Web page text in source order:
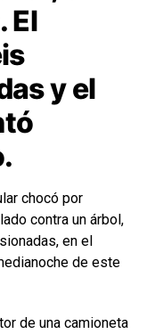
El
y el
chocó por
contra un árbol,
en el
de este
de una camioneta